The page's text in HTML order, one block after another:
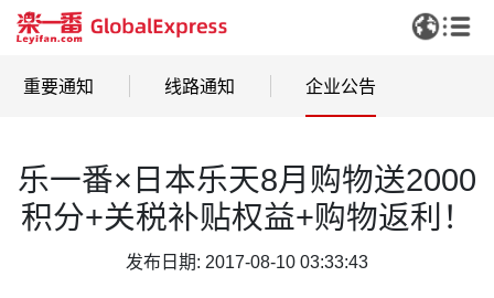
重要通知 线路通知 企业公告
乐一番×日本乐天8月购物送2000
积分+关税补贴权益+购物返利！
发布日期: 2017-08-10 03:33:43